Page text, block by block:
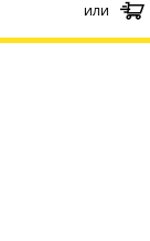
или